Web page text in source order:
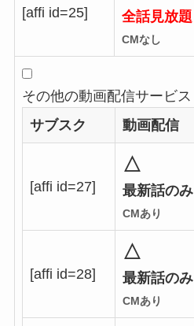
[affi id=25] 全話見放題
CMなし
その他の動画配信サービス
サブスク
動画配信
[affi id=27]
△
最新話のみ
CMあり
[affi id=28]
△
最新話のみ
CMあり